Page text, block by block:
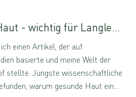
Gesundheit der Haut - wichtig für Langlebigkeit
einen Artikel, der auf
basierte und meine Welt der
stellte. Jüngste wissenschaftliche
warum gesunde Haut ein